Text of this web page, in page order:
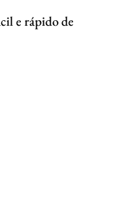
e rápido de